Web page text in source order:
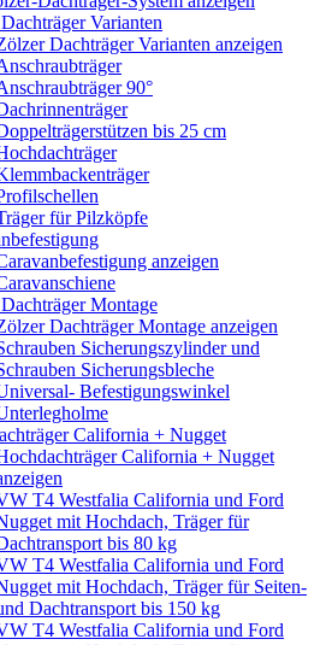
Varianten
Dachträger Varianten anzeigen
90°
bis 25 cm
für Pilzköpfe
anzeigen
Montage
Dachträger Montage anzeigen
Sicherungszylinder und
Sicherungsbleche
Befestigungswinkel
California + Nugget
California + Nugget
T4 Westfalia California und Ford
mit Hochdach, Träger für
bis 80 kg
T4 Westfalia California und Ford
mit Hochdach, Träger für Seiten-
Dachtransport bis 150 kg
T4 Westfalia California und Ford